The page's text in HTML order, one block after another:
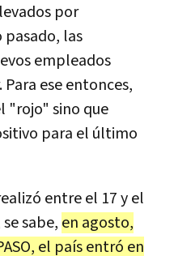
por
pasado, las
empleados
ese entonces,
"rojo" sino que
para el último
entre el 17 y el
sabe, en agosto,
el país entró en